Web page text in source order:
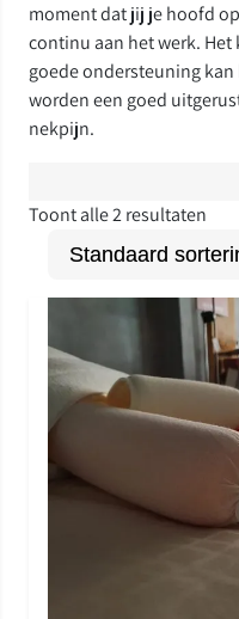
moment dat jij je hoofd
continu aan het werk.
goede ondersteuning
worden een goed
nekpijn.
Toont alle 2 resultaten